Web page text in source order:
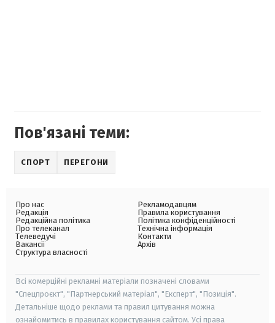
Пов'язані теми:
СПОРТ ПЕРЕГОНИ
Про нас
Редакція
Редакційна політика
Про телеканал
Телеведучі
Вакансії
Структура власності
Рекламодавцям
Правила користування
Політика конфіденційності
Технічна інформація
Контакти
Архів
Всі комерційні рекламні матеріали позначені словами
"Спецпроєкт", "Партнерський матеріал", "Експерт", "Позиція".
Детальніше щодо реклами та правил цитування можна
ознайомитись в правилах користування сайтом. Усі права